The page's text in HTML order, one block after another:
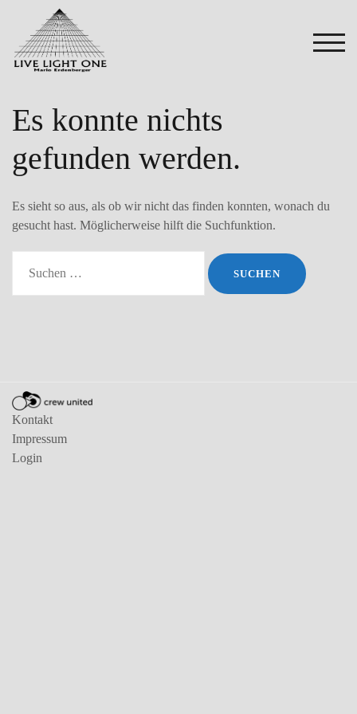
springen
Es konnte nichts
gefunden werden.
Es sieht so aus, als ob wir nicht das finden konnten, wonach du
gesucht hast. Möglicherweise hilft die Suchfunktion.
nach:
Kontakt
Impressum
Login